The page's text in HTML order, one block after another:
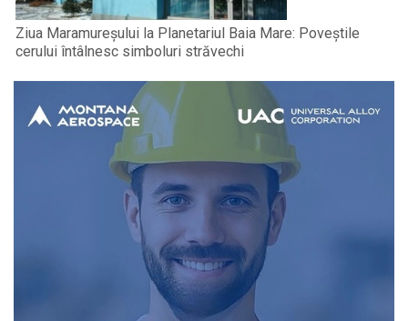
Ziua Maramureșului la Planetariul Baia Mare: Poveștile
cerului întâlnesc simboluri străvechi